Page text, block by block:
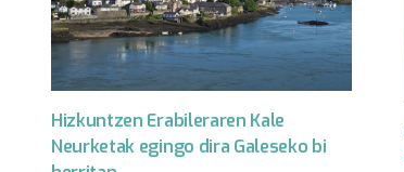
Hizkuntzen Erabileraren Kale
Neurketak egingo dira Galeseko bi